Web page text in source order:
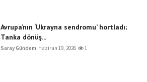
Avrupa’nın ‘Ukrayna sendromu’ hortladı;
Tanka dönüş...
Saray Gündem Haziran 19, 2026 1